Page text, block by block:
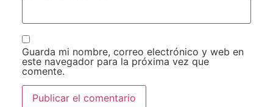
Guarda mi nombre, correo electrónico y web en
este navegador para la próxima vez que
comente.